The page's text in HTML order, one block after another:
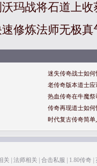
玛战将石道上收
修炼法师无极真
迷失传奇战士如
老传奇版本道士
热血传奇在牛魔
传奇再现道士如
时代复古传奇简
关 法师相关 合击私服 1.80传奇|